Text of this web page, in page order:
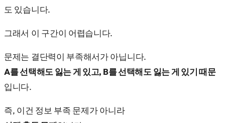
도 있습니다.
그래서 이 구간이 어렵습니다.
문제는 결단력이 부족해서가 아닙니다.
A를 선택해도 잃는 게 있고, B를 선택해도 잃는 게 있기 때문
입니다.
즉, 이건 정보 부족 문제가 아니라